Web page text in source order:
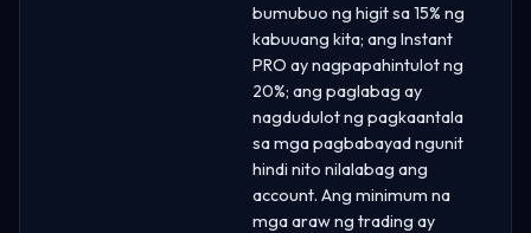
bumubuo ng higit sa 15% ng
kabuuang kita; ang Instant
PRO ay nagpapahintulot ng
20%; ang paglabag ay
nagdudulot ng pagkaantala
sa mga pagbabayad ngunit
hindi nito nilalabag ang
account. Ang minimum na
mga araw ng trading ay